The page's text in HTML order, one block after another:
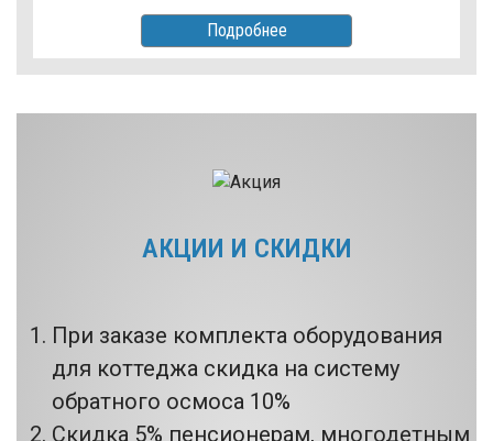
Подробнее
АКЦИИ И СКИДКИ
При заказе комплекта оборудования
для коттеджа скидка на систему
обратного осмоса 10%
Скидка 5% пенсионерам, многодетным